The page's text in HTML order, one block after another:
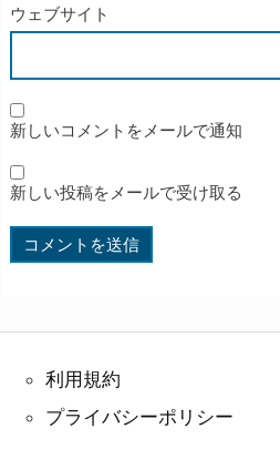
ウェブサイト
新しいコメントをメールで通知
新しい投稿をメールで受け取る
利用規約
プライバシーポリシー